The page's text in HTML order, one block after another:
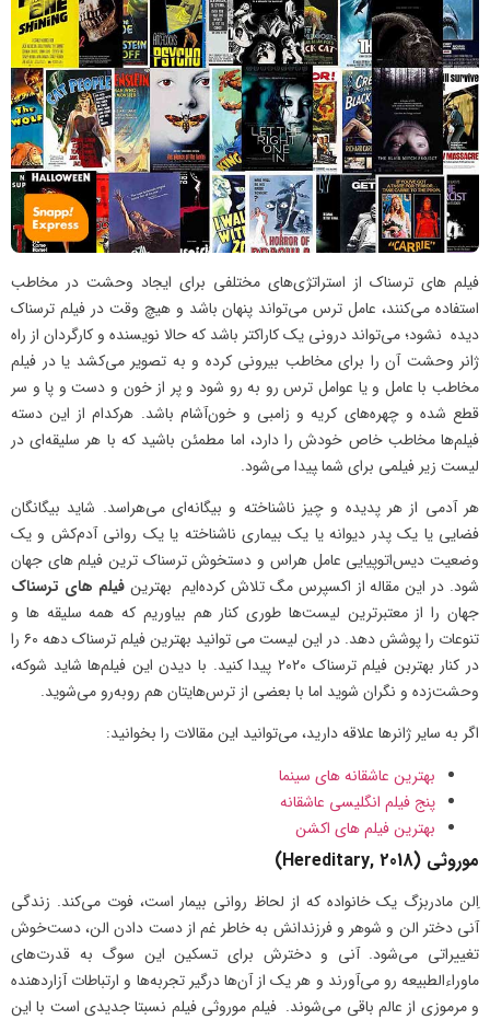
فیلم‌ های ترسناک از استراتژی‌های مختلفی برای ایجاد وحشت در مخاطب
استفاده می‌کنند، عامل ترس می‌تواند پنهان باشد و هیچ وقت در فیلم ترسناک
دیده نشود؛ می‌تواند درونی یک کاراکتر باشد که حالا نویسنده و کارگردان از راه
ژانر وحشت آن را برای مخاطب بیرونی کرده و به تصویر می‌کشد یا در فیلم
مخاطب با عامل و یا عوامل ترس رو به رو شود و پر از خون و دست و پا و سر
قطع شده و چهره‌های کریه و زامبی و خون‌آشام باشد. هرکدام از این دسته
فیلم‌ها مخاطب خاص خودش را دارد، اما مطمئن باشید که با هر سلیقه‌ای در
لیست زیر فیلمی برای شما ‍پیدا می‌شود.
هر آدمی از هر پدیده و چیز ناشناخته و بیگانه‌ای می‌هراسد. شاید بیگانگان
فضایی یا یک پدر دیوانه یا یک بیماری ناشناخته یا یک روانی آدم‌کش و یک
وضعیت دیس‌اتوپیایی عامل هراس و دستخوش ترسناک ترین فیلم های جهان
شود. در این مقاله از اکسپرس مگ تلاش کرده‌ایم بهترین‌فیلم های ترسناک
جهان را از معتبرترین لیست‌ها طوری کنار هم بیاوریم که همه سلیقه ها و
تنوعات را پوشش دهد. در این لیست می توانید بهترین فیلم ترسناک دهه ۶۰ را
در کنار بهتربن فیلم ترسناک ۲۰۲۰ پیدا کنید. با دیدن این فیلم‌ها شاید شوکه،
وحشت‌زده و نگران شوید اما با بعضی از ترس‌هایتان هم رو‌به‌رو می‌شوید.
اگر به سایر ژانرها علاقه دارید، می‌توانید این مقالات را بخوانید:
بهترین عاشقانه های سینما
پنج فیلم انگلیسی عاشقانه
بهترین فیلم های اکشن
موروثی (Hereditary, 2018)
اِلن مادربزگ یک خانواده که از لحاظ روانی بیمار است، فوت می‌کند. زندگی
آنی دختر الن و شوهر و فرزندانش به خاطر غم از دست دادن الن، دست‌خوش
تغییراتی می‌شود. آنی و دخترش برای تسکین این سوگ به قدرت‌های
ماوراءالطبیعه رو می‌آورند و هر یک از آن‌ها درگیر تجربه‌ها و ارتباطات آزار‌دهنده
و مرموزی از عالم باقی می‌شوند. فیلم موروثی فیلم نسبتا جدیدی است با این‌